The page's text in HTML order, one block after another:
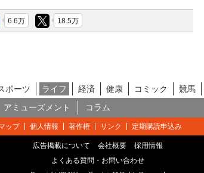
6.6万 18.5万
ポーツ ライフ 経済 健康 コミック 競馬
アミューズメント コラム
ップ 個人情報 著作権 リンク 定期購読申込み
広告掲載について 会社概要
採用情報
よくある質問・お問い合わせ